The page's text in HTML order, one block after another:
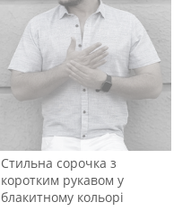
Стильна сорочка з
коротким рукавом у
блакитному кольорі